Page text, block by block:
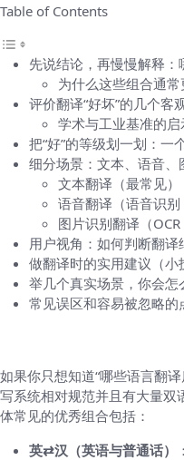
Table of Contents
先说结论，再慢慢解释
为什么这些组合通常
评价翻译“好坏”的几个客
学术与工业基准的启
把“好”的等级划一划：一
细分场景：文本、语音、
文本翻译（最常见）
语音翻译（语音识别
图片识别翻译（OCR
用户视角：如何判断翻译
做翻译时的实用建议（小
举几个真实场景，你会怎
常见误区和容易被忽略的
如果你只想知道“哪些语言翻
写系统相对规范并且有大量双
体常见的优秀组合包括：
英⇄汉（英语与普通话）